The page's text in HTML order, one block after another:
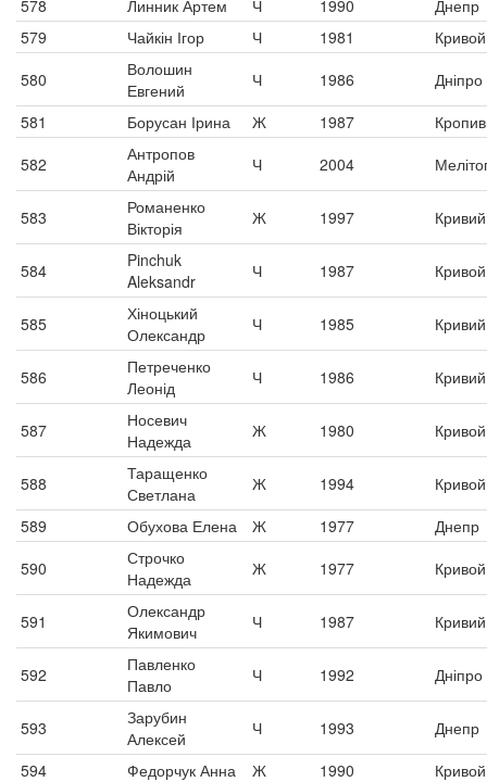
578 Линник Артем Ч 1990
Днепр
579
Чайкін Ігор Ч 1981
580
Волошин
Евгений
Ч 1986
Дніпро
581
Борусан Ірина Ж 1987
582
Антропов
Андрій
Ч 2004
583
Романенко
Вікторія
Ж 1997 Кривий
584
Pinchuk
Aleksandr
Ч 1987
585
Хіноцький
Олександр
Ч 1985 Кривий
586
Петреченко
Леонід
Ч 1986 Кривий
587
Носевич
Надежда
Ж 1980
588
Таращенко
Светлана
Ж 1994
589
Обухова Елена Ж 1977
Днепр
590
Строчко
Надежда
Ж 1977
591
Олександр
Якимович
Ч 1987 Кривий
592
Павленко
Павло
Ч 1992 Дніпро
593
Зарубин
Алексей
Ч 1993
Днепр
594
Федорчук Анна Ж 1990